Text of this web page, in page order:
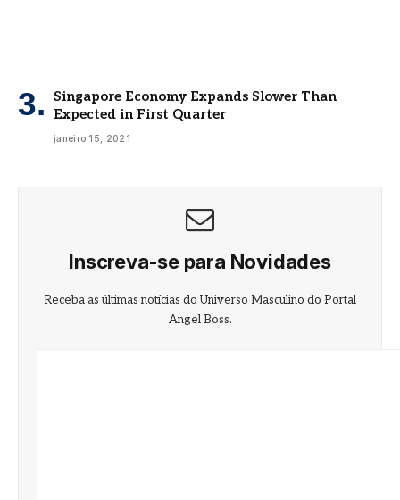
Singapore Economy Expands Slower Than
Expected in First Quarter
janeiro 15, 2021
Inscreva-se para Novidades
Receba as últimas notícias do Universo Masculino do Portal
Angel Boss.